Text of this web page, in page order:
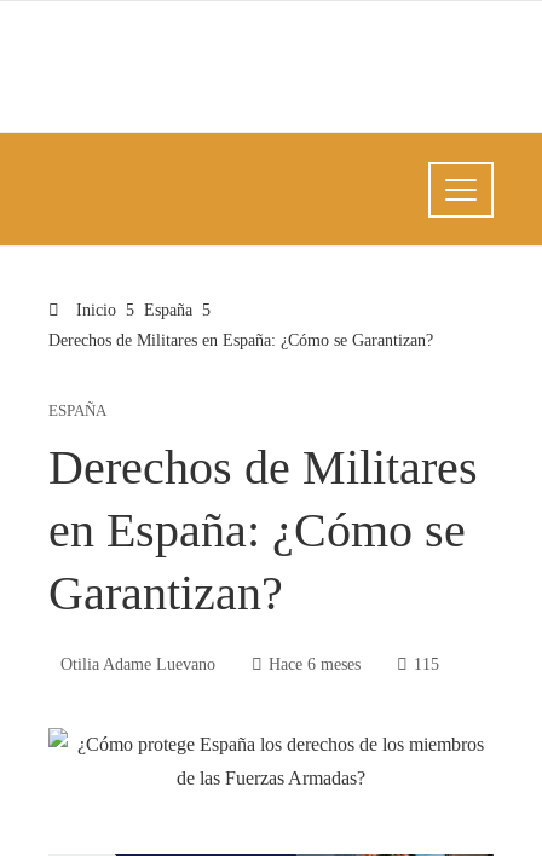
Inicio
España
Derechos de Militares en España: ¿Cómo se Garantizan?
ESPAÑA
Derechos de Militares
en España: ¿Cómo se
Garantizan?
Otilia Adame Luevano Hace 6 meses 115